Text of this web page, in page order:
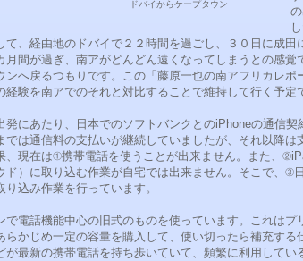
ドバイからケープタウン
て、経由地のドバイで２２時間を過ごし、３０日に成田
月間が過ぎ、南アがどんどん遠くなってしまうとの感覚
ンへ戻るつもりです。この「藤原一也の南アフリカレポ
験を南アでのそれと対比することで維持して行く予定
発にあたり、日本でのソフトバンクとのiPhoneの通信契
では通信料の支払いが継続していましたが、それ以降は
、現在は①携帯電話を使うことが出来ません。また、
ド）に取り込む作業が自宅では出来ません。そこで、③
込み作業を行っています。
電話機能中心の旧式のものを使っています。これはプ
らかじめ一定の容量を購入して、使い切ったら補充す
が最新の携帯電話を持ち歩いていて、頻繁に利用してい